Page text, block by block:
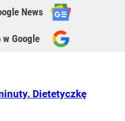
News
w Google
Dietetyczkę